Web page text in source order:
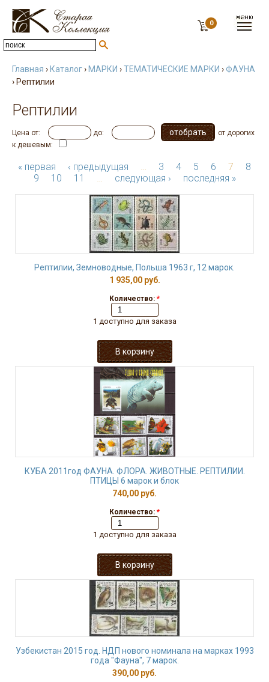
0
Главная › Каталог› МАРКИ ›ТЕМАТИЧЕСКИЕ МАРКИ ›ФАУНА
› Рептилии
Рептилии
Цена от: до:
от дорогих
к дешевым:
« первая ‹ предыдущая … 3 4 5 6 7
8
9
10 11 … следующая › последняя »
Рептилии, Земноводные, Польша 1963 г, 12 марок.
1 935,00 руб.
Количество: *
1 доступно для заказа
КУБА 2011год ФАУНА. ФЛОРА. ЖИВОТНЫЕ. РЕПТИЛИИ.
ПТИЦЫ 6 марок и блок
740,00 руб.
Количество: *
1 доступно для заказа
Узбекистан 2015 год. НДП нового номинала на марках 1993
года "Фауна", 7 марок.
390,00 руб.